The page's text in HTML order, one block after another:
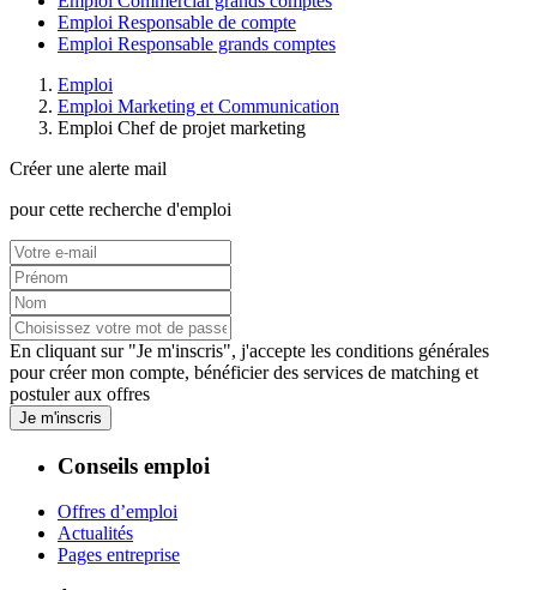
Emploi Responsable de compte
Emploi Responsable grands comptes
Emploi
Emploi Marketing et Communication
Emploi Chef de projet marketing
Créer une alerte mail
pour cette recherche d'emploi
En cliquant sur "Je m'inscris", j'accepte les conditions générales
pour créer mon compte, bénéficier des services de matching et
postuler aux offres
Je m'inscris
Conseils emploi
Offres d’emploi
Actualités
Pages entreprise